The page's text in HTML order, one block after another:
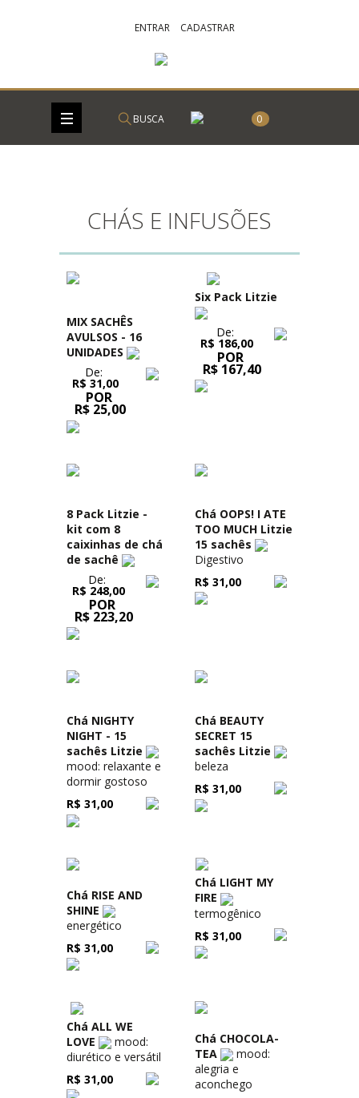
ENTRAR CADASTRAR
0
BUSCA
CHÁS E INFUSÕES
MIX SACHÊS
AVULSOS - 16
UNIDADES
De:
R$ 31,00
POR
R$ 25,00
Six Pack Litzie
De:
R$ 186,00
POR
R$ 167,40
8 Pack Litzie -
kit com 8
caixinhas de chá
de sachê
De:
R$ 248,00
POR
R$ 223,20
Chá OOPS! I ATE
TOO MUCH Litzie
15 sachês
Digestivo
R$ 31,00
Chá NIGHTY
NIGHT - 15
sachês Litzie
mood: relaxante e
dormir gostoso
R$ 31,00
Chá BEAUTY
SECRET 15
sachês Litzie
beleza
R$ 31,00
Chá RISE AND
SHINE
energético
R$ 31,00
Chá LIGHT MY
FIRE
termogênico
R$ 31,00
Chá ALL WE
LOVE
mood:
diurético e versátil
R$ 31,00
Chá CHOCOLA-
TEA
mood:
alegria e
aconchego